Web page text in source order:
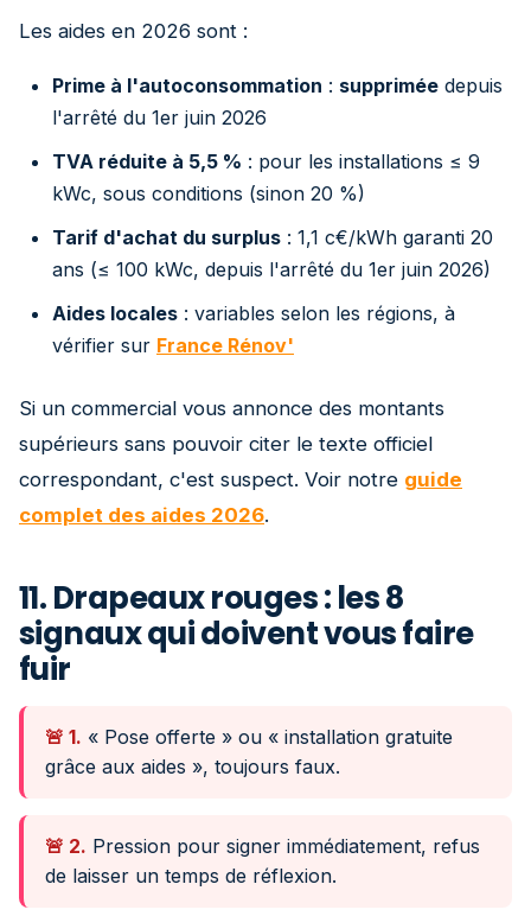
Les aides en 2026 sont :
Prime à l'autoconsommation : supprimée depuis
l'arrêté du 1er juin 2026
TVA réduite à 5,5 % : pour les installations ≤ 9
kWc, sous conditions (sinon 20 %)
Tarif d'achat du surplus : 1,1 c€/kWh garanti 20
ans (≤ 100 kWc, depuis l'arrêté du 1er juin 2026)
Aides locales : variables selon les régions, à
vérifier sur France Rénov'
Si un commercial vous annonce des montants
supérieurs sans pouvoir citer le texte officiel
correspondant, c'est suspect. Voir notre guide
complet des aides 2026.
11. Drapeaux rouges : les 8
signaux qui doivent vous faire
fuir
🚨 1. « Pose offerte » ou « installation gratuite
grâce aux aides », toujours faux.
🚨 2. Pression pour signer immédiatement, refus
de laisser un temps de réflexion.